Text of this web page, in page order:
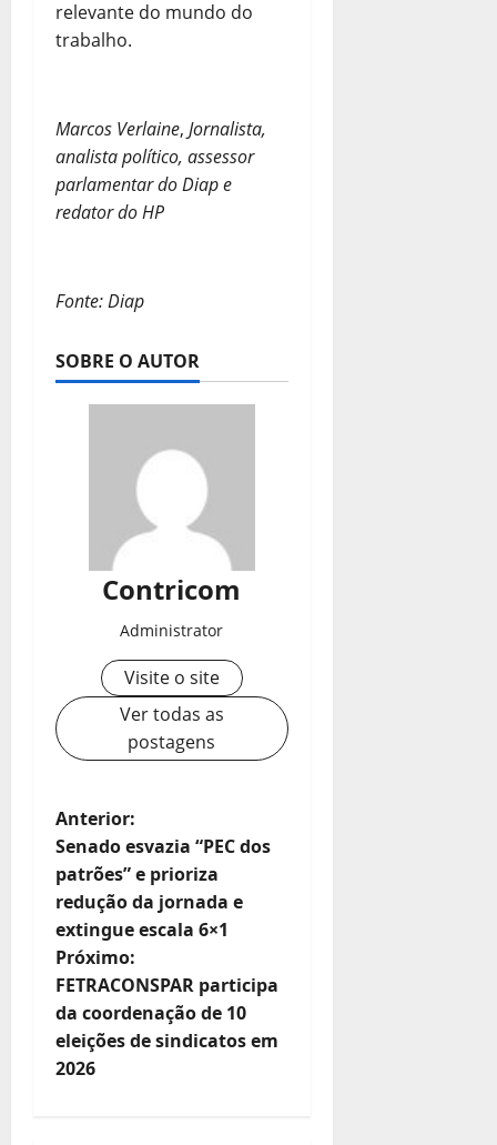
relevante do mundo do
trabalho.
Marcos Verlaine, Jornalista,
analista político, assessor
parlamentar do Diap e
redator do HP
Fonte: Diap
SOBRE O AUTOR
Contricom
Administrator
Visite o site
Ver todas as
postagens
N
a
v
e
g
a
Anterior:
Senado esvazia “PEC dos
patrões” e prioriza
redução da jornada e
extingue escala 6×1
Próximo:
FETRACONSPAR participa
da coordenação de 10
eleições de sindicatos em
2026